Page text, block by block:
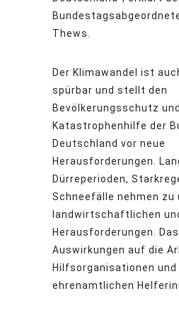
Thews.
Der Klimawandel ist
spürbar und stellt den
Bevölkerungsschutz
Katastrophenhilfe der
Deutschland vor neue
Herausforderungen.
Dürreperioden,
Schneefälle nehmen zu
landwirtschaftlichen
Herausforderungen.
Auswirkungen auf die
Hilfsorganisationen und
ehrenamtlichen